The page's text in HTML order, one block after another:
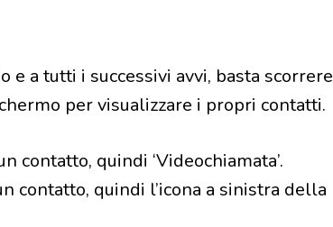
e a tutti i successivi avvi, basta scorrere
per visualizzare i propri contatti.
contatto, quindi ‘Videochiamata’.
contatto, quindi l’icona a sinistra della